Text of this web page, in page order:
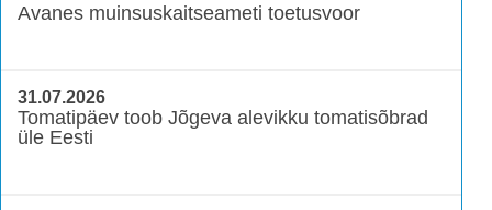
Avanes muinsuskaitseameti toetusvoor
31.07.2026
Tomatipäev toob Jõgeva alevikku tomatisõbrad
üle Eesti